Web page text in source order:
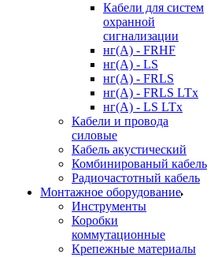
Кабели для систем
охранной
сигнализации
нг(A) - FRHF
нг(A) - LS
нг(А) - FRLS
нг(А) - FRLS LTx
нг(А) - LS LTx
Кабели и провода
силовые
Кабель акустический
Комбинированый кабель
Радиочастотный кабель
Монтажное оборудование
Инструменты
Коробки
коммутационные
Крепежные материалы